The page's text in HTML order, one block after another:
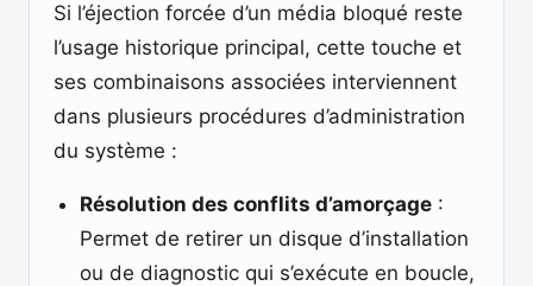
Si l’éjection forcée d’un média bloqué reste
l’usage historique principal, cette touche et
ses combinaisons associées interviennent
dans plusieurs procédures d’administration
du système :
Résolution des conflits d’amorçage :
Permet de retirer un disque d’installation
ou de diagnostic qui s’exécute en boucle,